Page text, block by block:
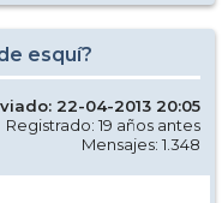
esquí?
22-04-2013 20:05
Registrado: 19 años antes
Mensajes: 1.348